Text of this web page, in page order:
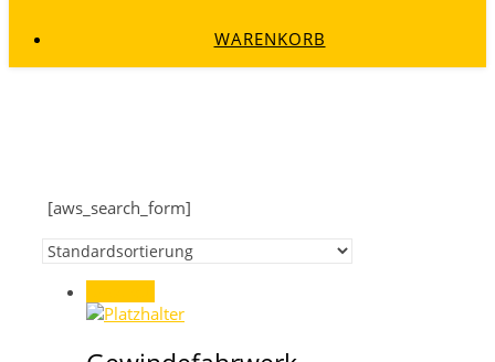
WARENKORB
[aws_search_form]